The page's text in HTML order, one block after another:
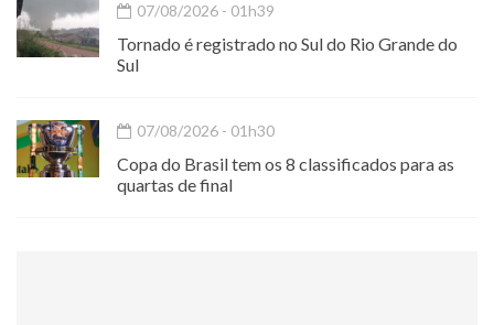
07/08/2026 - 01h39
Tornado é registrado no Sul do Rio Grande do
Sul
07/08/2026 - 01h30
Copa do Brasil tem os 8 classificados para as
quartas de final